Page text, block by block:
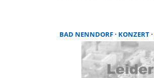
BAD NENNDORF KONZERT